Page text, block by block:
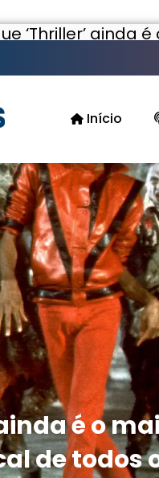
Início
‘Thriller’
é o
de todos